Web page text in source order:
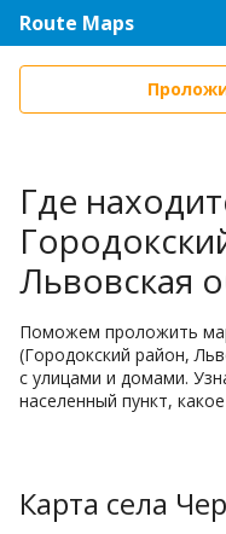
Route Maps
Где
Львовская
Поможем проложить
(Городокский район,
с улицами и домами.
населенный пункт,
Карта села